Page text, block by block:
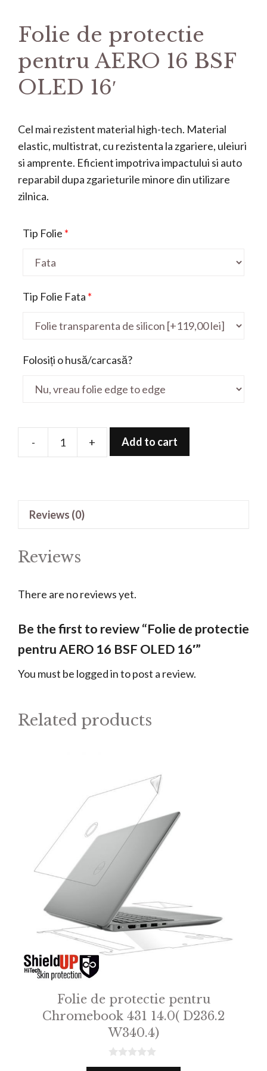
Folie de protectie
pentru AERO 16 BSF
OLED 16′
Cel mai rezistent material high-tech. Material
elastic, multistrat, cu rezistenta la zgariere, uleiuri
si amprente. Eficient impotriva impactului si auto
reparabil dupa zgarieturile minore din utilizare
zilnica.
Tip Folie *
Tip Folie Fata *
Folosiți o husă/carcasă?
-
Folie
16
quantity
+ Add to cart
Reviews (0)
Reviews
There are no reviews yet.
Be the first to review “Folie de protectie
pentru AERO 16 BSF OLED 16′”
You must be logged into post a review.
Related products
Folie de protectie pentru
Chromebook 431 14.0( D236.2
W340.4)
0